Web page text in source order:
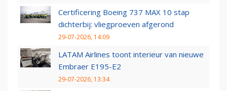
Certificering Boeing 737 MAX 10 stap
dichterbij: vliegproeven afgerond
29-07-2026, 14:09
LATAM Airlines toont interieur van nieuwe
Embraer E195-E2
29-07-2026, 13:34